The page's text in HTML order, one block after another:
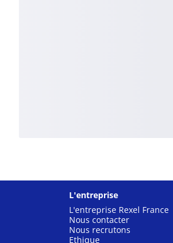
L'entreprise
L'entreprise Rexel France
Nous contacter
Nous recrutons
Ethique